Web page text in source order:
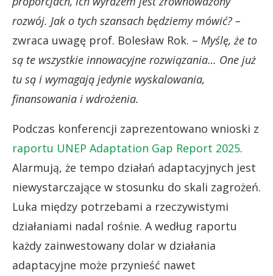
rozwój. Jak o tych szansach będziemy mówić? –
zwraca uwagę prof. Bolesław Rok. – Myślę, że to
są te wszystkie innowacyjne rozwiązania… One już
tu są i wymagają jedynie wyskalowania,
finansowania i wdrożenia.
Podczas konferencji zaprezentowano wnioski z
raportu UNEP Adaptation Gap Report 2025.
Alarmują, że tempo działań adaptacyjnych jest
niewystarczające w stosunku do skali zagrożeń.
Luka między potrzebami a rzeczywistymi
działaniami nadal rośnie. A według raportu
każdy zainwestowany dolar w działania
adaptacyjne może przynieść nawet